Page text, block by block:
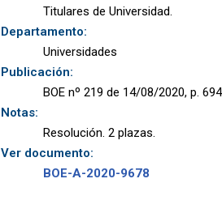
Titulares de Universidad.
Departamento:
Universidades
Publicación:
BOE nº 219 de 14/08/2020, p.
Notas:
Resolución. 2 plazas.
Ver documento:
BOE-A-2020-9678